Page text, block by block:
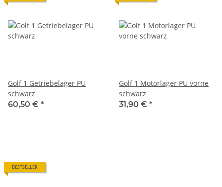
Golf 1 Getriebelager PU
schwarz
60,50 € *
Golf 1 Motorlager PU vorne
schwarz
31,90 € *
BESTSELLER